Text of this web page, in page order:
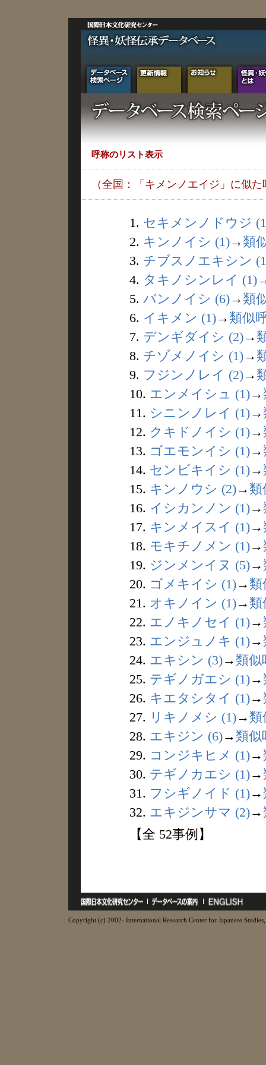
呼称のリスト表示
（全国：「キメンノエイジ」に似た
1. セキメンノドウジ
2. キンノイシ (1)→ 類
3. チブスノエキシン
4. タキノシンレイ (1)
5. バンノイシ (6)→ 類
6. イキメン (1)→ 類似
7. デンギダイシ (2)→
8. チゾメノイシ (1)→
9. フジンノレイ (2)→
10. エンメイシュ (1)→
11. シニンノレイ (1)→
12. クキドノイシ (1)→
13. ゴエモンイシ (1)→
14. センビキイシ (1)→
15. キンノウシ (2)→ 類
16. イシカンノン (1)→
17. キンメイスイ (1)→
18. モキチノメン (1)→
19. ジンメンイヌ (5)→
20. ゴメキイシ (1)→ 類
21. オキノイン (1)→ 類
22. エノキノセイ (1)→
23. エンジュノキ (1)→
24. エキシン (3)→ 類似
25. テギノガエシ (1)→
26. キエタシタイ (1)→
27. リキノメシ (1)→ 類
28. エキジン (6)→ 類似
29. コンジキヒメ (1)→
30. テギノカエシ (1)→
31. フシギノイド (1)→
32. エキジンサマ (2)→
【全 52事例】
Copyright (c) 2002- International Research Center for Japanese